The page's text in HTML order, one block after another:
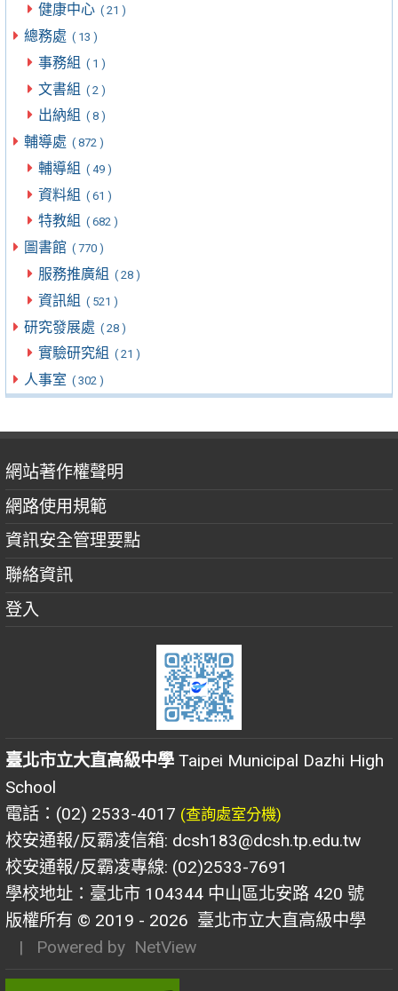
健康中心 ( 21 )
總務處 ( 13 )
事務組 ( 1 )
文書組 ( 2 )
出納組 ( 8 )
輔導處 ( 872 )
輔導組 ( 49 )
資料組 ( 61 )
特教組 ( 682 )
圖書館 ( 770 )
服務推廣組 ( 28 )
資訊組 ( 521 )
研究發展處 ( 28 )
實驗研究組 ( 21 )
人事室 ( 302 )
網站著作權聲明
網路使用規範
資訊安全管理要點
聯絡資訊
登入
臺北市立大直高級中學 Taipei Municipal Dazhi High
School
電話：(02) 2533-4017 (查詢處室分機)
校安通報/反霸凌信箱: dcsh183@dcsh.tp.edu.tw
校安通報/反霸凌專線: (02)2533-7691
學校地址：臺北市 104344 中山區北安路 420 號
版權所有 © 2019 - 2026 臺北市立大直高級中學
| Powered by NetView